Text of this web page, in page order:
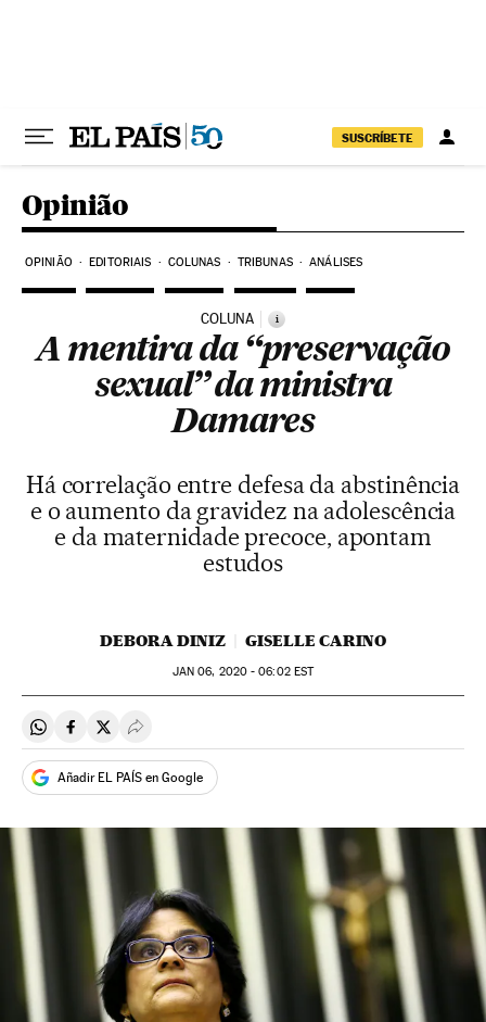
SUSCRÍBETE
Opinião
OPINIÃO EDITORIAIS COLUNAS TRIBUNAS ANÁLISES
COLUNA i
A mentira da “preservação
sexual” da ministra
Damares
Há correlação entre defesa da abstinência
e o aumento da gravidez na adolescência
e da maternidade precoce, apontam
estudos
DEBORA DINIZ GISELLE CARINO
JAN 06, 2020 - 06:02EST
Compartir en Whatsapp
Compartir en Facebook
Compartir en Twitter
Desplegar Redes Sociales
Añadir EL PAÍS en Google